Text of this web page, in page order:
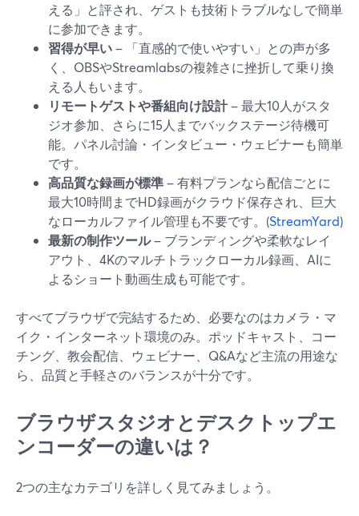
える」と評され、ゲストも技術トラブルなしで簡単
に参加できます。
習得が早い – 「直感的で使いやすい」との声が多
く、OBSやStreamlabsの複雑さに挫折して乗り換
える人もいます。
リモートゲストや番組向け設計– 最大10人がスタ
ジオ参加、さらに15人までバックステージ待機可
能。パネル討論・インタビュー・ウェビナーも簡単
です。
高品質な録画が標準 – 有料プランなら配信ごとに
最大10時間までHD録画がクラウド保存され、巨大
なローカルファイル管理も不要です。(StreamYard)
最新の制作ツール– ブランディングや柔軟なレイ
アウト、4Kのマルチトラックローカル録画、AIに
よるショート動画生成も可能です。
すべてブラウザで完結するため、必要なのはカメラ・マ
イク・インターネット環境のみ。ポッドキャスト、コー
チング、教会配信、ウェビナー、Q&Aなど主流の用途な
ら、品質と手軽さのバランスが十分です。
ブラウザスタジオとデスクトップエ
ンコーダーの違いは？
2つの主なカテゴリを詳しく見てみましょう。